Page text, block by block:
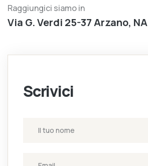
Raggiungici siamo in
Via G. Verdi 25-37 Arzano, NA
Scrivici